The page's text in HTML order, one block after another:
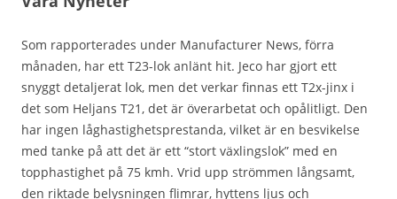
Som rapporterades under Manufacturer News, förra
månaden, har ett T23-lok anlänt hit. Jeco har gjort ett
snyggt detaljerat lok, men det verkar finnas ett T2x-jinx i
det som Heljans T21, det är överarbetat och opålitligt. Den
har ingen låghastighetsprestanda, vilket är en besvikelse
med tanke på att det är ett “stort växlingslok” med en
topphastighet på 75 kmh. Vrid upp strömmen långsamt,
den riktade belysningen flimrar, hyttens ljus och